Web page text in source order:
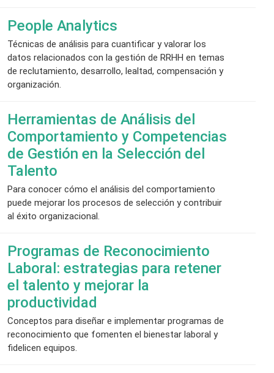
People Analytics
Técnicas de análisis para cuantificar y valorar los
datos relacionados con la gestión de RRHH en temas
de reclutamiento, desarrollo, lealtad, compensación y
organización.
Herramientas de Análisis del
Comportamiento y Competencias
de Gestión en la Selección del
Talento
Para conocer cómo el análisis del comportamiento
puede mejorar los procesos de selección y contribuir
al éxito organizacional.
Programas de Reconocimiento
Laboral: estrategias para retener
el talento y mejorar la
productividad
Conceptos para diseñar e implementar programas de
reconocimiento que fomenten el bienestar laboral y
fidelicen equipos.